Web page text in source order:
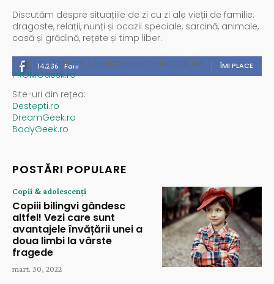
Discutăm despre situațiile de zi cu zi ale vieții de familie:
dragoste, relații, nunți și ocazii speciale, sarcină, animale,
casă și grădină, rețete și timp liber.
14,235 Fani ÎMI PLACE
Spații publicitare / reclamă administrată de
PROMOdesk.ro
Site-uri din rețea:
Destepti.ro
DreamGeek.ro
BodyGeek.ro
POSTĂRI POPULARE
Copii & adolescenți
Copiii bilingvi gândesc
altfel! Vezi care sunt
avantajele învățării unei a
doua limbi la vârste
fragede
mart. 30, 2022